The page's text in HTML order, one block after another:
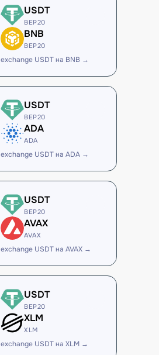
USDT
BEP20
BNB
BEP20
exchange USDT на BNB →
USDT
BEP20
ADA
ADA
exchange USDT на ADA →
USDT
BEP20
AVAX
AVAX
exchange USDT на AVAX →
USDT
BEP20
XLM
XLM
exchange USDT на XLM →